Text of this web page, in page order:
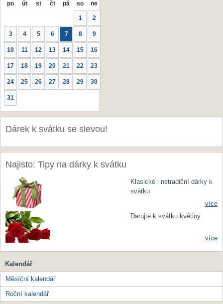
po út st čt pá so ne
1 2
3 4 5 6 7 8 9
10 11 12 13 14 15 16
17 18 19 20 21 22 23
24 25 26 27 28 29 30
31
Dárek k svátku se slevou!
Najisto: Tipy na dárky k svátku
Klasické i netradiční dárky k
svátku
více
Darujte k svátku květiny
více
Kalendář
Měsíční kalendář
Roční kalendář